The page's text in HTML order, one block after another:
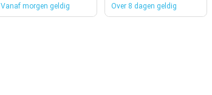
Vanaf morgen geldig Over 8 dagen geldig